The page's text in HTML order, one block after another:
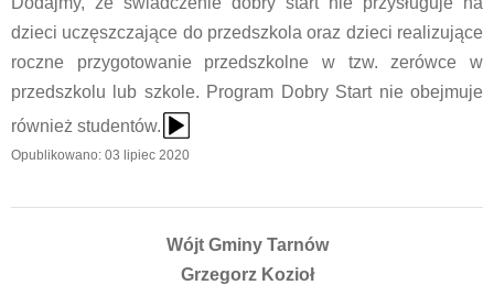
dzieci uczęszczające do przedszkola oraz dzieci realizujące
roczne przygotowanie przedszkolne w tzw. zerówce w
przedszkolu lub szkole. Program Dobry Start nie obejmuje
również studentów.
{Play}
Opublikowano: 03 lipiec 2020
Wójt Gminy Tarnów
Grzegorz Kozioł